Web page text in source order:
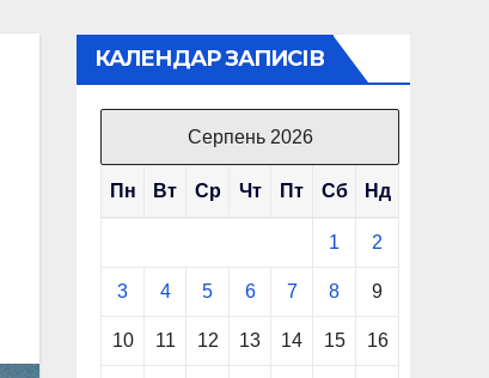
КАЛЕНДАР ЗАПИСІВ
Серпень 2026
Пн Вт Ср Чт Пт Сб Нд
1 2
3 4 5 6 7 8 9
10 11 12 13 14 15 16